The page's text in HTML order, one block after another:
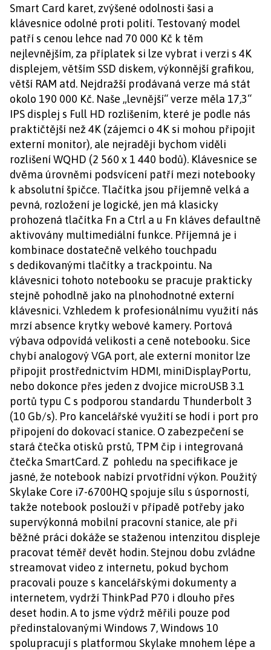
Smart Card karet, zvýšené odolnosti šasi a
klávesnice odolné proti polití. Testovaný model
patří s cenou lehce nad 70 000 Kč k těm
nejlevnějším, za příplatek si lze vybrat i verzi s 4K
displejem, větším SSD diskem, výkonnější grafikou,
větší RAM atd. Nejdražší prodávaná verze má stát
okolo 190 000 Kč. Naše „levnější“ verze měla 17,3“
IPS displej s Full HD rozlišením, které je podle nás
praktičtější než 4K (zájemci o 4K si mohou připojit
externí monitor), ale nejraději bychom viděli
rozlišení WQHD (2 560 x 1 440 bodů). Klávesnice se
dvěma úrovněmi podsvícení patří mezi notebooky
k absolutní špičce. Tlačítka jsou příjemně velká a
pevná, rozložení je logické, jen má klasicky
prohozená tlačítka Fn a Ctrl a u Fn kláves defaultně
aktivovány multimediální funkce. Příjemná je i
kombinace dostatečně velkého touchpadu
s dedikovanými tlačítky a trackpointu. Na
klávesnici tohoto notebooku se pracuje prakticky
stejně pohodlně jako na plnohodnotné externí
klávesnici. Vzhledem k profesionálnímu využití nás
mrzí absence krytky webové kamery. Portová
výbava odpovídá velikosti a ceně notebooku. Sice
chybí analogový VGA port, ale externí monitor lze
připojit prostřednictvím HDMI, miniDisplayPortu,
nebo dokonce přes jeden z dvojice microUSB 3.1
portů typu C s podporou standardu Thunderbolt 3
(10 Gb/s). Pro kancelářské využití se hodí i port pro
připojení do dokovací stanice. O zabezpečení se
stará čtečka otisků prstů, TPM čip i integrovaná
čtečka SmartCard. Z pohledu na specifikace je
jasné, že notebook nabízí prvotřídní výkon. Použitý
Skylake Core i7-6700HQ spojuje sílu s úsporností,
takže notebook poslouží v případě potřeby jako
supervýkonná mobilní pracovní stanice, ale při
běžné práci dokáže se staženou intenzitou displeje
pracovat téměř devět hodin. Stejnou dobu zvládne
streamovat video z internetu, pokud bychom
pracovali pouze s kancelářskými dokumenty a
internetem, vydrží ThinkPad P70 i dlouho přes
deset hodin. A to jsme výdrž měřili pouze pod
předinstalovanými Windows 7, Windows 10
spolupracují s platformou Skylake mnohem lépe a